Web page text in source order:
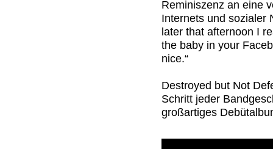
Reminiszenz an eine
Internets und sozialer
later that afternoon I
the baby in your
nice.“
Destroyed but Not
Schritt jeder
großartiges